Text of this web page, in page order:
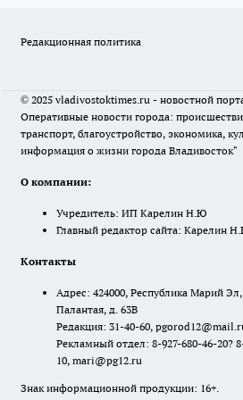
Редакционная политика
© 2025 vladivostoktimes.ru - новостной
Оперативные новости города:
транспорт, благоустройство, экономика,
информация о жизни города Владивосток"
О компании:
Учредитель: ИП Карелин Н.Ю
Главный редактор сайта: Карелин
Контакты
Адрес: 424000, Республика Марий
Палантая, д. 63В
Редакция: 31-40-60,
Рекламный отдел: 8-927-680-46-20?
10, mari@pg12.ru
Знак информационной продукции: 16+.